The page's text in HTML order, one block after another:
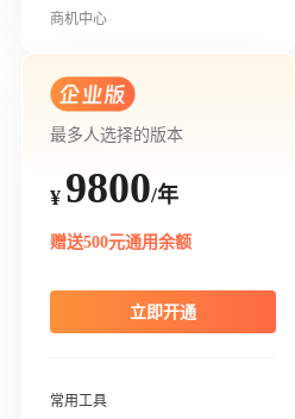
商机中心
最多人选择的版本
¥ 9800/年
赠送500元通用余额
立即开通
常用工具